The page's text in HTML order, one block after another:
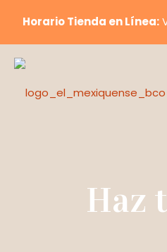
Horario Tienda en Línea:
Haz